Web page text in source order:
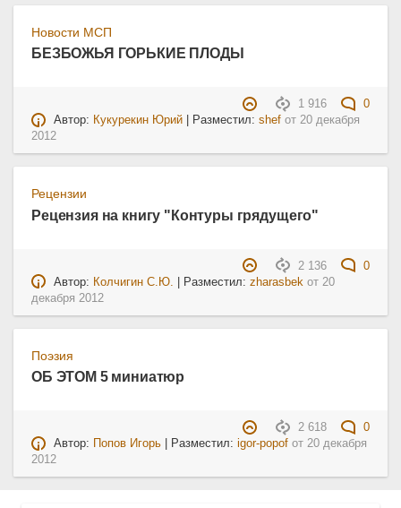
Новости МСП
БЕЗБОЖЬЯ ГОРЬКИЕ ПЛОДЫ
1 916
0
Автор: Кукурекин Юрий | Разместил:shef от20 декабря
2012
Рецензии
Рецензия на книгу "Контуры грядущего"
2 136
0
Автор: Колчигин С.Ю. | Разместил:zharasbek от 20
декабря 2012
Поэзия
ОБ ЭТОМ 5 миниатюр
2 618
0
Автор:
Попов Игорь | Разместил:igor-popof от20 декабря
2012